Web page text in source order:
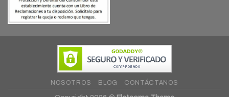
NOSOTROS BLOG CONTÁCTANOS